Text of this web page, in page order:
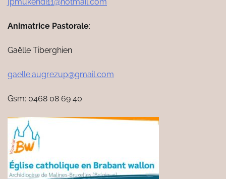
jpmukendi11@hotmail.com
Animatrice Pastorale:
Gaëlle Tiberghien
gaelle.augrezup@gmail.com
Gsm: 0468 08 69 40